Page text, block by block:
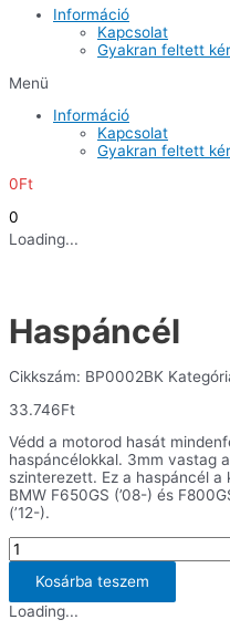
Információ
Kapcsolat
Gyakran feltett
Menü
Információ
Kapcsolat
Gyakran feltett
0Ft
0
Loading...
Haspáncél
Cikkszám: BP0002BK
33.746Ft
Védd a motorod hasát
haspáncélokkal. 3mm vastag
szinterezett. Ez a haspáncél a
BMW F650GS (’08-) és
(’12-).
Haspáncél
mennyiség
Kosárba teszem
Loading...